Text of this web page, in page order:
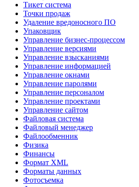
Тикет система
Точки продаж
Удаление вредоносного ПО
Упаковщик
Управление бизнес-процессом
Управление версиями
Управление взысканиями
Управление информацией
Управление окнами
Управление паролями
Управление персоналом
Управление проектами
Управление сайтом
Файловая система
Файловый менеджер
Файлообменник
Физика
Финансы
Формат XML
Форматы данных
Фотосъемка